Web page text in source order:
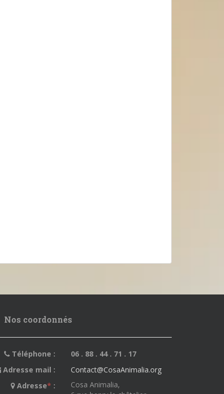
Nos coordonnés
Téléphone :
06 . 88 . 44 . 71 . 17
Adresse mail :
Contact@CosaAnimalia.org
Adresse* :
Cosa Animalia,